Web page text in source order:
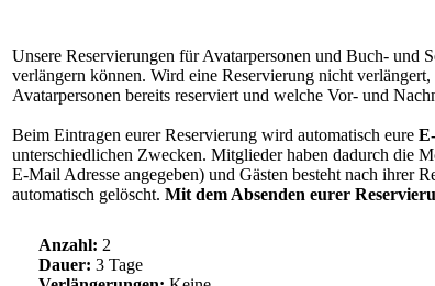
Unsere Reservierungen für Avatarpersonen und Buch- und
verlängern können. Wird eine Reservierung nicht
Avatarpersonen bereits reserviert und welche Vor- und
Beim Eintragen eurer Reservierung wird automatisch eure
unterschiedlichen Zwecken. Mitglieder haben dadurch die
E-Mail Adresse angegeben) und Gästen besteht nach ihrer
automatisch gelöscht. Mit dem Absenden eurer
Anzahl: 2
Dauer: 3 Tage